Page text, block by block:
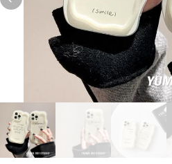
Previous slide